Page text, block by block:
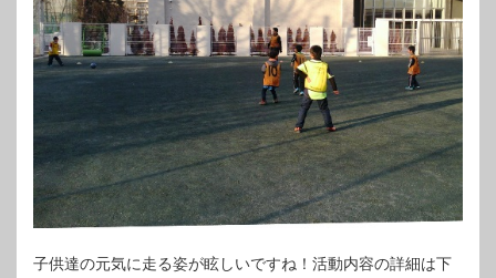
子供達の元気に走る姿が眩しいですね！活動内容の詳細は下